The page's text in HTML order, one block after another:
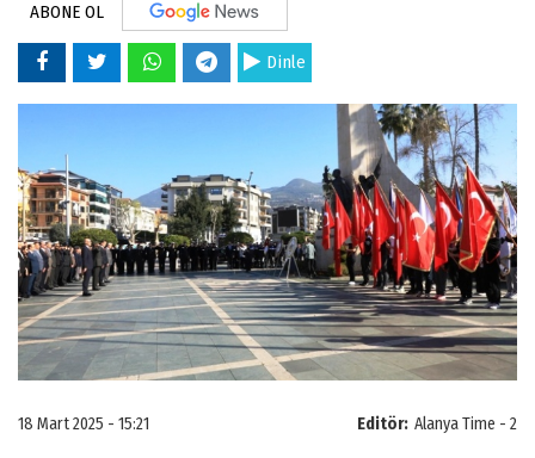
ABONE OL
Dinle
Editör: Alanya Time - 2
18 Mart 2025 - 15:21